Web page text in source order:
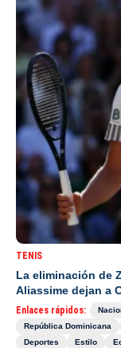
TENIS
La eliminación de
Aliassime dejan a
Enlaces rápidos:
República Dominicana
Deportes
Estilo